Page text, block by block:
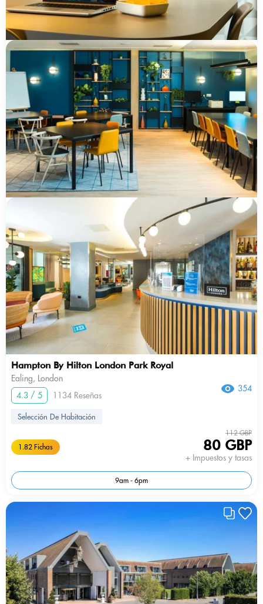
Hampton By Hilton London Park Royal
Ealing, London
4.3 / 5
1134 Reseñas
354
Selección De Habitación
1.82 Fichas
112 GBP
80 GBP
+ Impuestos y tasas
9am - 6pm